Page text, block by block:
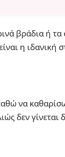
βράδια ή τα
η ιδανική
να
δεν γίνεται